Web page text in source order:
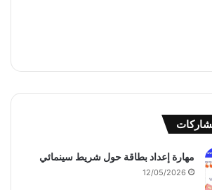
مهارة إعداد بطاقة حول شريط سينمائي
12/05/2026